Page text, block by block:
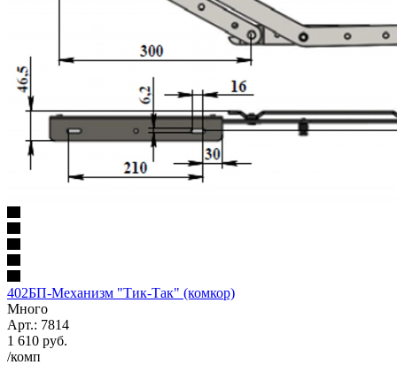
402БП-Механизм "Тик-Так" (комкор)
Много
Арт.: 7814
1 610 руб.
/комп